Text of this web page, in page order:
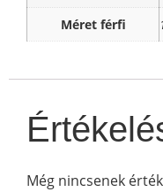
Méret férfi
Még nincsenek